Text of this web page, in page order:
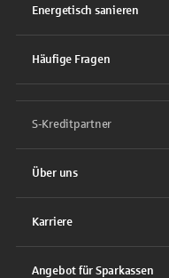
Energetisch sanieren
Häufige Fragen
S-Kreditpartner
Über uns
Karriere
Angebot für Sparkassen